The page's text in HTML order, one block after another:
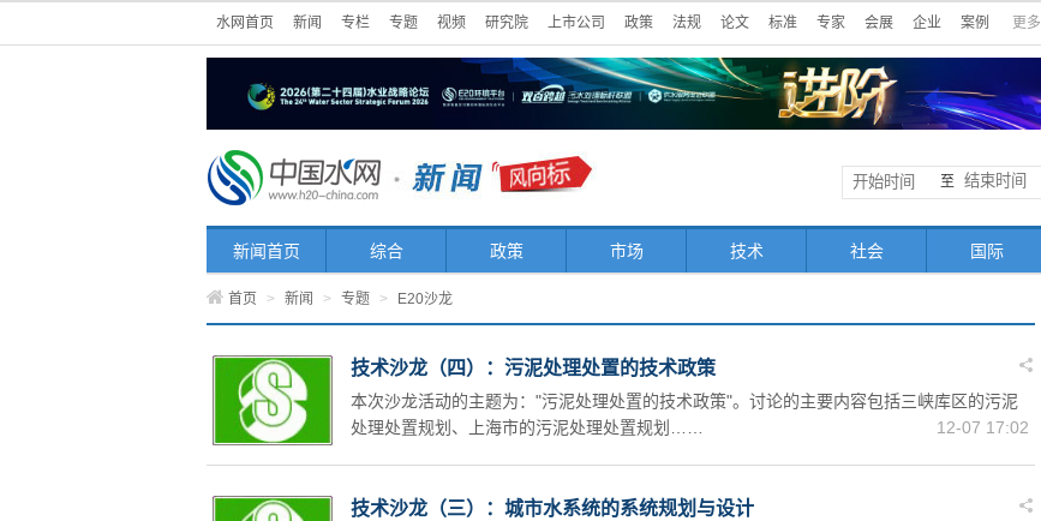
水网首页 新闻 专栏 专题 视频 研究院 上市公司 政策 法规 论文 标准 专家 会展 企业 案例 更多
至
新闻首页 综合 政策 市场 技术 社会 国际
首页 > 新闻 > 专题 > E20沙龙
技术沙龙（四）：污泥处理处置的技术政策
本次沙龙活动的主题为："污泥处理处置的技术政策"。讨论的主要内容包括三峡库区的污泥
处理处置规划、上海市的污泥处理处置规划……
12-07 17:02
技术沙龙（三）：城市水系统的系统规划与设计